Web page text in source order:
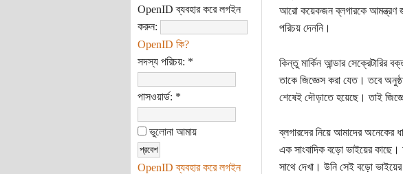
OpenID ব্যবহার করে লগইন
করুন:
OpenID কি?
সদস্য পরিচয়: *
পাসওয়ার্ড: *
ভুলোনা আমায়
OpenID ব্যবহার করে লগইন
আরো কয়েকজন ব্লগারকে আমন্ত্রণ
পরিচয় দেননি।
কিন্তু মার্কিন আন্ডার
তাকে জিজ্ঞেস করা যেত। তবে
শেষেই দৌড়াতে হয়েছে। তাই
ব্লগারদের নিয়ে আমাদের অনেকের
এক সাংবাদিক বড়ো ভাইয়ের কাছে।
সাথে দেখা। উনি সেই বড়ো